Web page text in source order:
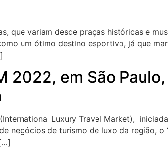
que variam desde praças históricas e
um ótimo destino esportivo, já que
2022, em São
Luxury Travel Market),
negócios de turismo de luxo da região, o